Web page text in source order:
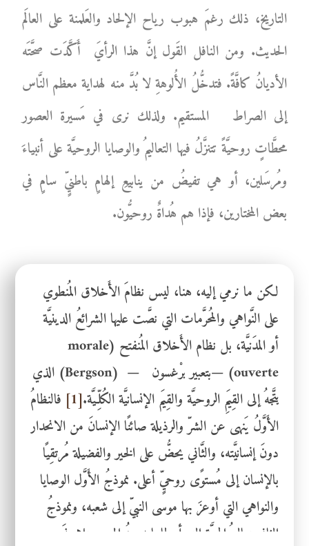
التاريخ، ذلك رغمَ هبوب رياح الإلحاد والعَلمنة على العالَم
الحديث. ومن النافل القَول إنَّ هذا الرأيَ أَكَّدَت صحَّتَه
الأديانُ كافَّةً. فتدخُّلُ الأُلوهةِ لا بُدَّ منه لهداية معظم النَّاس
إلى الصراط المستقيم. ولذلك نرى في مَسيرة العصور
محطَّاتٍ روحيَّةً تتنزَّلُ فيها التعاليمُ والوصايا الروحيَّة على أنبياءَ
ومُرسَلين، أو هي تفيضُ من ينابيعِ إلهامٍ باطنيٍّ سامٍ في
بعض المختارين، فإذا هم هُداةٌ روحيُّون.
لكن ما نرمي إليه، هنا، ليس نظامَ الأَخلاق المُنطوي
على النَّواهي والمُحرَّمات التي نصَّت عليها الشرائعُ الدينيَّة
أو المدَنيَّة، بل نظام الأَخلاق المُنفتح (morale
ouverte) —بتعبير برْغسون — (Bergson) الذي
يتَّجهُ إلى القِيَمِ الروحيَّة والقِيَم الإنسانيَّة الكُلِّـيَّة.[1]
فالنظامُ
الأَوَّلُ يَنهى عن الشرّ والرذيلة صائنًا الإنسانَ من الانحدار
دونَ إنسانيَّته، والثَّاني يحضُّ على الخير والفضيلة مُرتقِيًا
بالإنسان إلى مُستوًى روحيٍّ أعلى. نموذجُ الأَوَّل الوصايا
والنواهي التي أوعزَ بها موسى النبيّ إلى شعبه، ونموذجُ
الثاني تعاليمُ المحبَّة التي أعطاها يسوعُ المسيح تلاميذَه